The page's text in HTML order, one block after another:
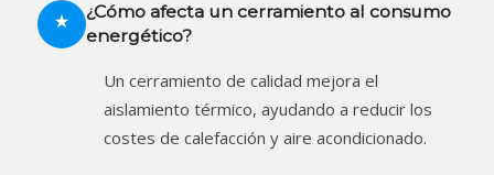
¿Cómo afecta un cerramiento al consumo
energético?
Un cerramiento de calidad mejora el
aislamiento térmico, ayudando a reducir los
costes de calefacción y aire acondicionado.